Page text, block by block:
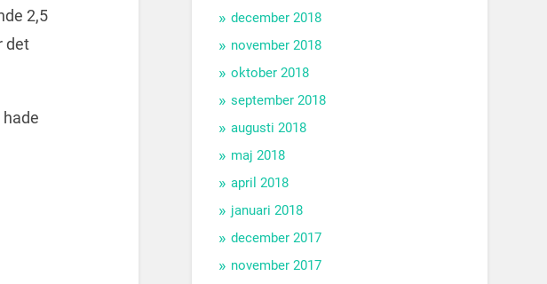
2,5
det
december 2018
november 2018
oktober 2018
september 2018
augusti 2018
maj 2018
april 2018
januari 2018
december 2017
november 2017